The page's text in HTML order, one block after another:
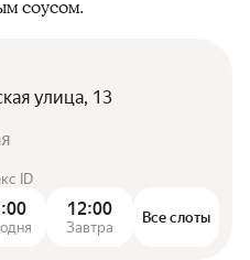
соусом.
улица, 13
ID
12:00
Завтра
Все слоты